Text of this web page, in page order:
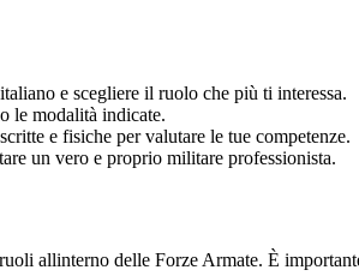
e scegliere il ruolo che più ti interessa.
le modalità indicate.
e fisiche per valutare le tue competenze.
un vero e proprio militare professionista.
allinterno delle Forze Armate. È